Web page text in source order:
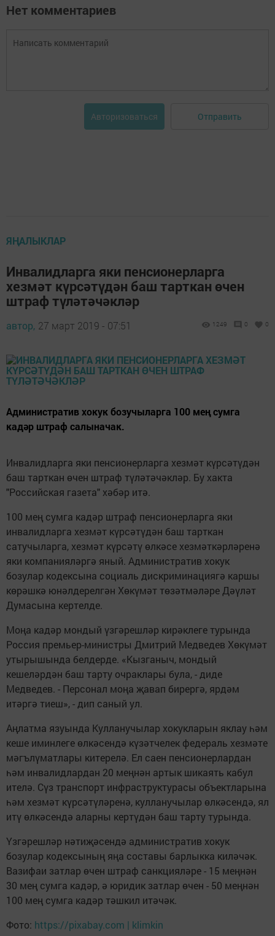
Нет комментариев
Авторизоваться Отправить
ЯҢАЛЫКЛАР
Инвалидларга яки пенсионерларга
хезмәт күрсәтүдән баш тарткан өчен
штраф түләтәчәкләр
автор, 27 март 2019 - 07:51 1249 0 0
Административ хокук бозучыларга 100 мең сумга
кадәр штраф салыначак.
Инвалидларга яки пенсионерларга хезмәт күрсәтүдән
баш тарткан өчен штраф түләтәчәкләр. Бу хакта
"Российская газета" хәбәр итә.
100 мең сумга кадәр штраф пенсионерларга яки
инвалидларга хезмәт күрсәтүдән баш тарткан
сатучыларга, хезмәт күрсәтү өлкәсе хезмәткәрләренә
яки компанияләргә яный. Административ хокук
бозулар кодексына социаль дискриминациягә каршы
көрәшкә юнәлдерелгән Хөкүмәт төзәтмәләре Дәүләт
Думасына кертелде.
Моңа кадәр мондый үзгәрешләр кирәклеге турында
Россия премьер-министры Дмитрий Медведев Хөкүмәт
утырышында белдерде. «Кызганыч, мондый
кешеләрдән баш тарту очраклары була, - диде
Медведев. - Персонал моңа җавап бирергә, ярдәм
итәргә тиеш», - дип саный ул.
Аңлатма язуында Кулланучылар хокукларын яклау һәм
кеше иминлеге өлкәсендә күзәтчелек федераль хезмәте
мәгълүматлары китерелә. Ел саен пенсионерлардан
һәм инвалидлардан 20 меңнән артык шикаять кабул
ителә. Сүз транспорт инфраструктурасы объектларына
һәм хезмәт күрсәтүләренә, кулланучылар өлкәсендә, ял
итү өлкәсендә аларны кертүдән баш тарту турында.
Үзгәрешләр нәтиҗәсендә административ хокук
бозулар кодексының яңа составы барлыкка киләчәк.
Вазифаи затлар өчен штраф санкцияләре - 15 меңнән
30 мең сумга кадәр, ә юридик затлар өчен - 50 меңнән
100 мең сумга кадәр тәшкил итәчәк.
Фото: https://pixabay.com | klimkin